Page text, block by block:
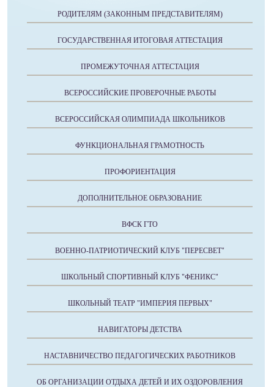
РОДИТЕЛЯМ (ЗАКОННЫМ ПРЕДСТАВИТЕЛЯМ)
ГОСУДАРСТВЕННАЯ ИТОГОВАЯ АТТЕСТАЦИЯ
ПРОМЕЖУТОЧНАЯ АТТЕСТАЦИЯ
ВСЕРОССИЙСКИЕ ПРОВЕРОЧНЫЕ РАБОТЫ
ВСЕРОССИЙСКАЯ ОЛИМПИАДА ШКОЛЬНИКОВ
ФУНКЦИОНАЛЬНАЯ ГРАМОТНОСТЬ
ПРОФОРИЕНТАЦИЯ
ДОПОЛНИТЕЛЬНОЕ ОБРАЗОВАНИЕ
ВФСК ГТО
ВОЕННО-ПАТРИОТИЧЕСКИЙ КЛУБ "ПЕРЕСВЕТ"
ШКОЛЬНЫЙ СПОРТИВНЫЙ КЛУБ "ФЕНИКС"
ШКОЛЬНЫЙ ТЕАТР "ИМПЕРИЯ ПЕРВЫХ"
НАВИГАТОРЫ ДЕТСТВА
НАСТАВНИЧЕСТВО ПЕДАГОГИЧЕСКИХ РАБОТНИКОВ
ОБ ОРГАНИЗАЦИИ ОТДЫХА ДЕТЕЙ И ИХ ОЗДОРОВЛЕНИЯ